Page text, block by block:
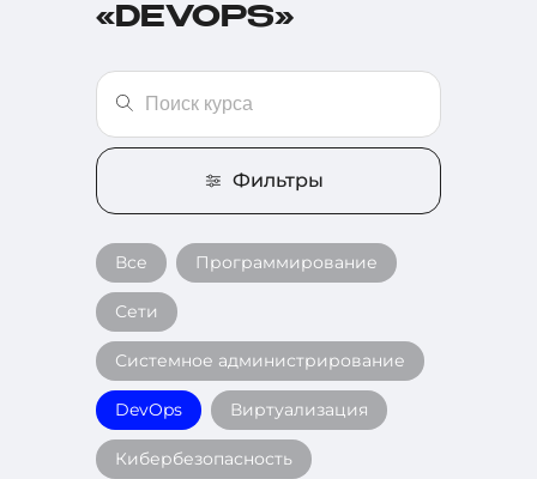
«DEVOPS»
Фильтры
Все Программирование
Сети
Системное администрирование
DevOps
Кибербезопасность
Виртуализация